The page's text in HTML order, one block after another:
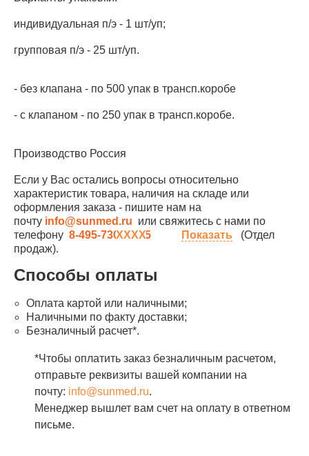
индивидуальная п/э - 1 шт/уп;
групповая п/э - 25 шт/уп.
- без клапана - по 500 упак в трансп.коробе
- с клапаном - по 250 упак в трансп.коробе.
Производство Россия
Если у Вас остались вопросы относительно
характеристик товара, наличия на складе или
оформления заказа - пишите нам на
почту info@sunmed.ru или свяжитесь с нами по
телефону 8-495-730-90-25 Показать (Отдел
продаж).
Способы оплаты
Оплата картой или наличными;
Наличными по факту доставки;
Безналичный расчет*.
*Чтобы оплатить заказ безналичным расчетом,
отправьте реквизиты вашей компании на
почту: info@sunmed.ru.
Менеджер вышлет вам счет на оплату в ответном
письме.